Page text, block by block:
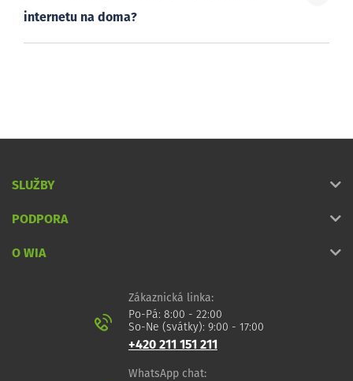
internetu na doma?
SLUŽBY
PODPORA
O WIA
Zákaznická linka:
Po-Pá: 8:00 - 22:00
So-Ne (svátky): 9:00 - 17:00
+420 211 151 211
WhatsApp chat: